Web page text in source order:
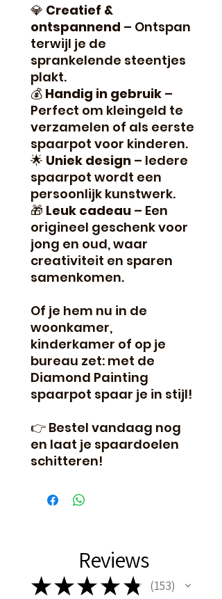
💎 Creatief &
ontspannend – Ontspan
terwijl je de
sprankelende steentjes
plakt.
💰 Handig in gebruik –
Perfect om kleingeld te
verzamelen of als eerste
spaarpot voor kinderen.
🌟 Uniek design – Iedere
spaarpot wordt een
persoonlijk kunstwerk.
🎁 Leuk cadeau – Een
origineel geschenk voor
jong en oud, waar
creativiteit en sparen
samenkomen.
Of je hem nu in de
woonkamer,
kinderkamer of op je
bureau zet: met de
Diamond Painting
spaarpot spaar je in stijl!
👉 Bestel vandaag nog
en laat je spaardoelen
schitteren!
Reviews
★★★ ★ ★ 153
153